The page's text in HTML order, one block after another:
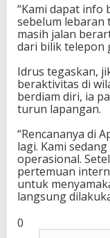
“Kami dapat info
sebelum lebaran
masih jalan
dari bilik telepon
Idrus tegaskan,
beraktivitas di
berdiam diri, ia
turun lapangan.
“Rencananya di
lagi. Kami
operasional.
pertemuan
untuk
langsung
0